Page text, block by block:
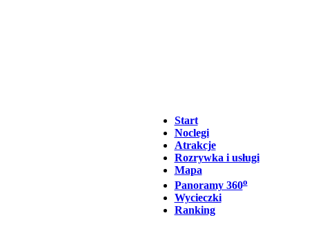
Start
Noclegi
Atrakcje
Rozrywka i usługi
Mapa
Panoramy 360o
Wycieczki
Ranking